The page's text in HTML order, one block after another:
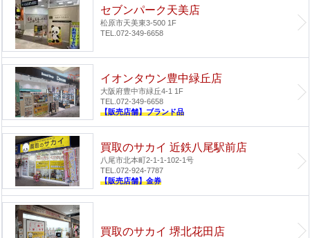
セブンパーク天美店
松原市天美東3-500 1F
TEL.072-349-6658
イオンタウン豊中緑丘店
大阪府豊中市緑丘4-1 1F
TEL.072-349-6658
【販売店舗】ブランド品
買取のサカイ 近鉄八尾駅前店
八尾市北本町2-1-1-102-1号
TEL.072-924-7787
【販売店舗】金券
買取のサカイ 堺北花田店